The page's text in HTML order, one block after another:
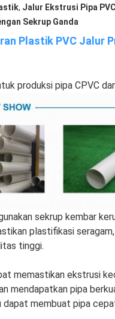
, Jalur Ekstrusi Pipa
Sekrup Ganda
Plastik PVC Jalur
produksi pipa CPVC
sekrup kembar
plastifikasi
tinggi.
memastikan ekstrusi
mendapatkan pipa
membuat pipa